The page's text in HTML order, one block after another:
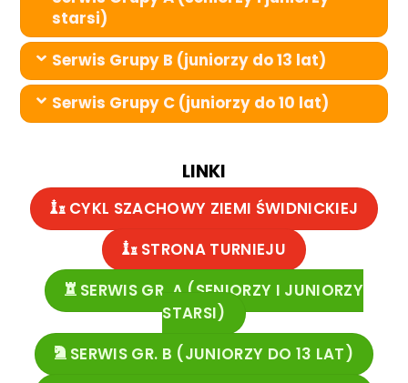
starsi)
Serwis Grupy B (juniorzy do 13 lat)
Serwis Grupy C (juniorzy do 10 lat)
LINKI
CYKL SZACHOWY ZIEMI ŚWIDNICKIEJ
STRONA TURNIEJU
SERWIS GR. A (SENIORZY I JUNIORZY
STARSI)
SERWIS GR. B (JUNIORZY DO 13 LAT)